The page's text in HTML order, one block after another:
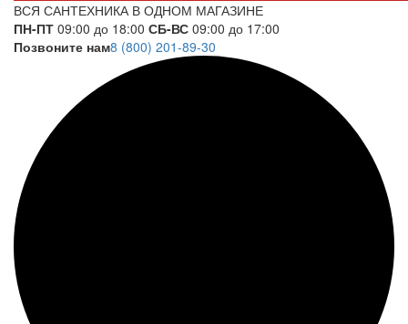
ВСЯ САНТЕХНИКА В ОДНОМ МАГАЗИНЕ
ПН-ПТ 09:00 до 18:00 СБ-ВС 09:00 до 17:00
Позвоните нам8 (800) 201-89-30